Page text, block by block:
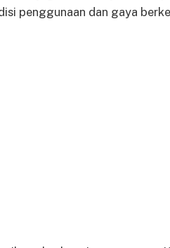
penggunaan dan gaya